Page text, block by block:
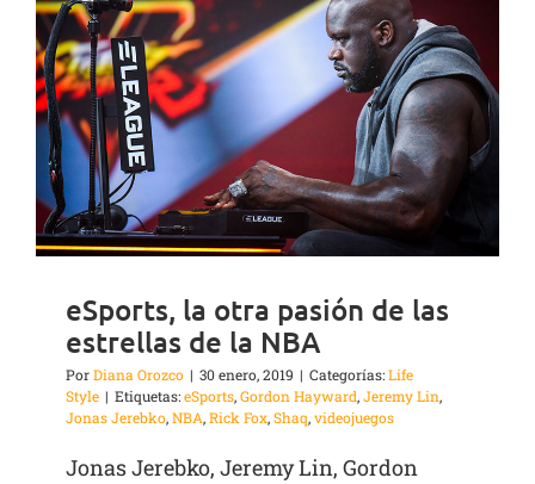
eSports, la otra pasión de las
estrellas de la NBA
PorDiana Orozco | 30 enero, 2019 | Categorías:Life
Style | Etiquetas:eSports,Gordon Hayward,Jeremy Lin,
Jonas Jerebko,NBA,Rick Fox,Shaq,videojuegos
Jonas Jerebko, Jeremy Lin, Gordon